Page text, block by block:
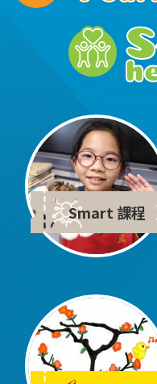
S
Smart 課程